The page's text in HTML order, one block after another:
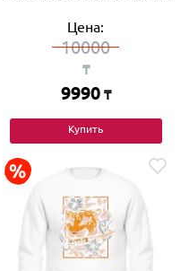
Цена:
10000
₸
9990 ₸
Купить